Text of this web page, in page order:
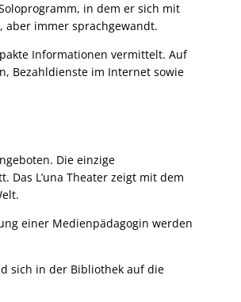
in dem er sich mit
aber immer sprachgewandt.
Informationen vermittelt. Auf
Bezahldienste im Internet sowie
Die einzige
Das L’una Theater zeigt mit dem
einer Medienpädagogin werden
sich in der Bibliothek auf die